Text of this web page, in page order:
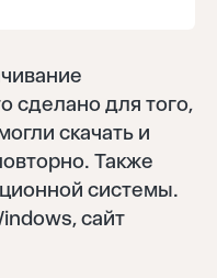
сделано для того,
скачать и
Также
системы.
сайт